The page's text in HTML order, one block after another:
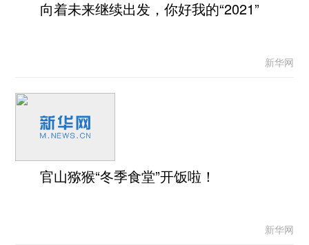
向着未来继续出发，你好我的“2021”
新华网
官山猕猴“冬季食堂”开饭啦！
新华网